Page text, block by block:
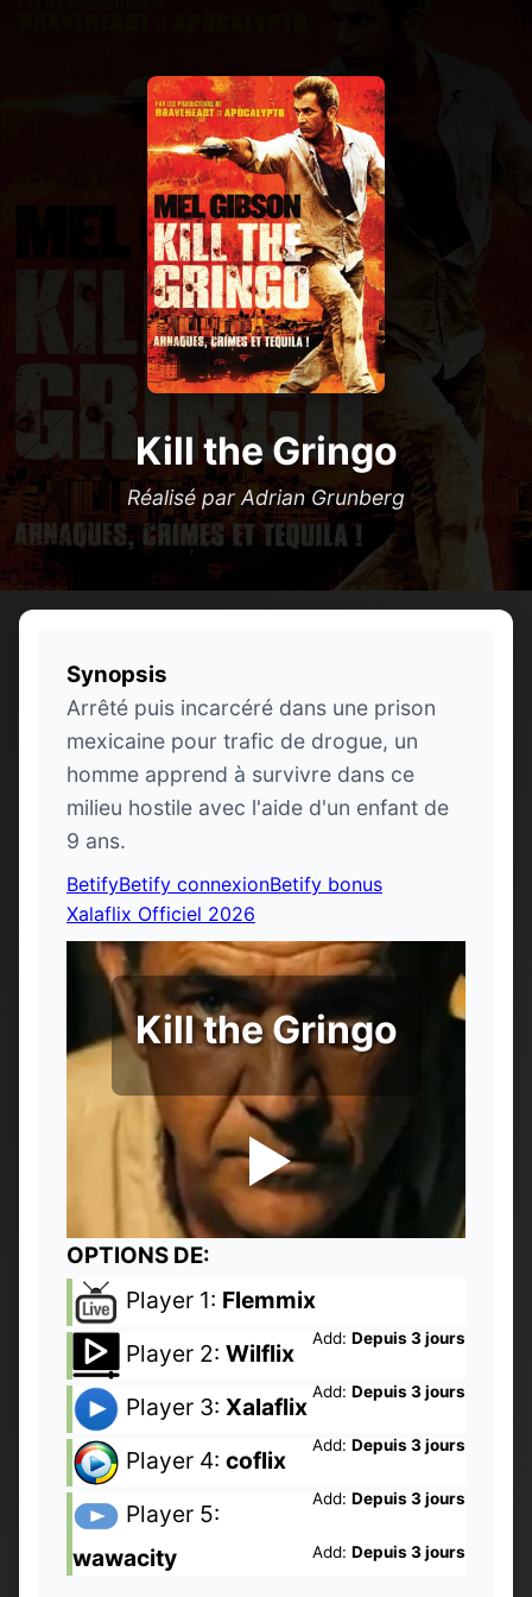
Kill the Gringo
Réalisé par Adrian Grunberg
Synopsis
Arrêté puis incarcéré dans une prison
mexicaine pour trafic de drogue, un
homme apprend à survivre dans ce
milieu hostile avec l'aide d'un enfant de
9 ans.
BetifyBetify connexionBetify bonus
Xalaflix Officiel 2026
Kill the Gringo
OPTIONS DE:
Player 1: Flemmix
Add: Depuis 3 jours
Player 2: Wilflix
Add: Depuis 3 jours
Player 3: Xalaflix
Add: Depuis 3 jours
Player 4: coflix
Add: Depuis 3 jours
Player 5:
wawacity
Add: Depuis 3 jours